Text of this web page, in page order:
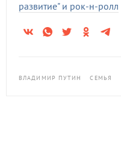
развитие" и рок-н-ролл
ВЛАДИМИР ПУТИН СЕМЬЯ